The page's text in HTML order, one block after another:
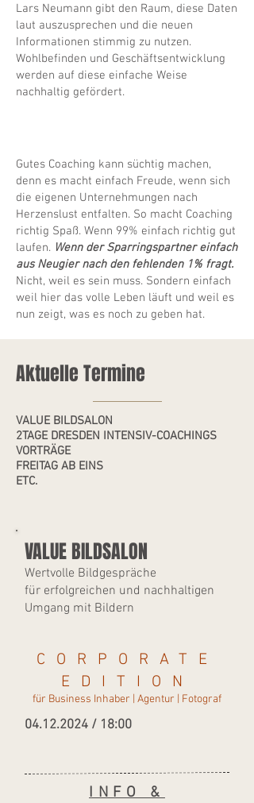
Lars Neumann gibt den Raum, diese Daten
laut auszusprechen und die neuen
Informationen stimmig zu nutzen.
Wohlbefinden und Geschäftsentwicklung
werden auf diese einfache Weise
nachhaltig gefördert.
Gutes Coaching kann süchtig machen,
denn es macht einfach Freude, wenn sich
die eigenen Unternehmungen nach
Herzenslust entfalten. So macht Coaching
richtig Spaß. Wenn 99% einfach richtig gut
laufen. Wenn der Sparringspartner einfach
aus Neugier nach den fehlenden 1% fragt.
Nicht, weil es sein muss. Sondern einfach
weil hier das volle Leben läuft und weil es
nun zeigt, was es noch zu geben hat.
Aktuelle Termine
VALUE BILDSALON
2TAGE DRESDEN INTENSIV-COACHINGS
VORTRÄGE
FREITAG AB EINS
ETC.
VALUE BILDSALON
Wertvolle Bildgespräche
für erfolgreichen und nachhaltigen
Umgang mit Bildern
CORPORATE
EDITION
für Business Inhaber | Agentur | Fotograf
04.12.2024 / 18:00
INFO &